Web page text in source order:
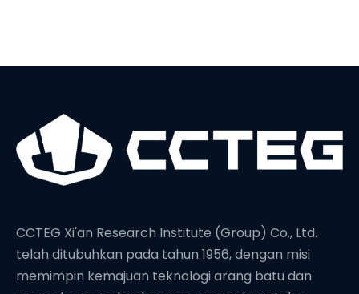
CCTEG Xi'an Research Institute (Group) Co., Ltd.
telah ditubuhkan pada tahun 1956, dengan misi
memimpin kemajuan teknologi arang batu dan